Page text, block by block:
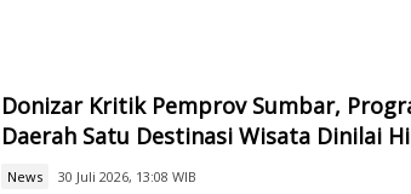
Donizar Kritik Pemprov Sumbar,
Daerah Satu Destinasi Wisata Dinilai
News 30 Juli 2026, 13:08 WIB